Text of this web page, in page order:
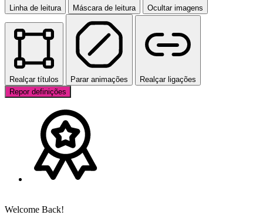
Linha de leitura Máscara de leitura Ocultar imagens
Realçar títulos Parar animações
Realçar ligações
Repor definições
Welcome Back!